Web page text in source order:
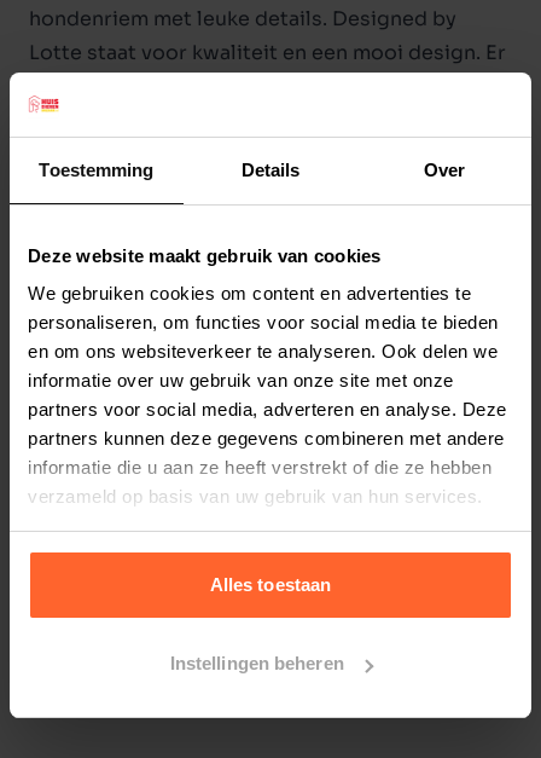
Toestemming Details Over
Deze website maakt gebruik van cookies
We gebruiken cookies om content en advertenties te
personaliseren, om functies voor social media te bieden
en om ons websiteverkeer te analyseren. Ook delen we
informatie over uw gebruik van onze site met onze
partners voor social media, adverteren en analyse. Deze
partners kunnen deze gegevens combineren met andere
informatie die u aan ze heeft verstrekt of die ze hebben
verzameld op basis van uw gebruik van hun services.
Alles toestaan
Instellingen beheren
hondenriem met leuke details. Designed by
Lotte staat voor kwaliteit en een mooi design. Er
verkrijgbaar, waarmee u een unieke set kunt
Afmetingen: 120 cm en 25 mm dik.
Kleur: beige (twee tinten)
Lees meer
Productspecificaties
Stel uw bestelherinnering in:(2 weken)
Elke
2 weken
Elke
4 weken
Elke
6 weken
Elke
8 weken
Elke
10 weken
Elke
12 weken
Bestelherinnering instellen